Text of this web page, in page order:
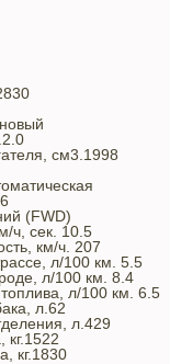
2.0
см3. 1998
6
(FWD)
ч, сек. 10.5
км/ч. 207
л/100 км. 5.5
л/100 км. 8.4
л/100 км. 6.5
л. 62
л. 429
1522
кг.1830